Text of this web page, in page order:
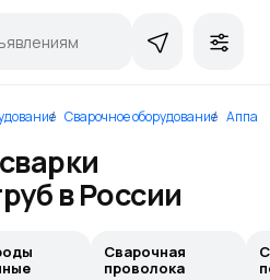
Сварочное оборудование
в России
Сварочная
проволока